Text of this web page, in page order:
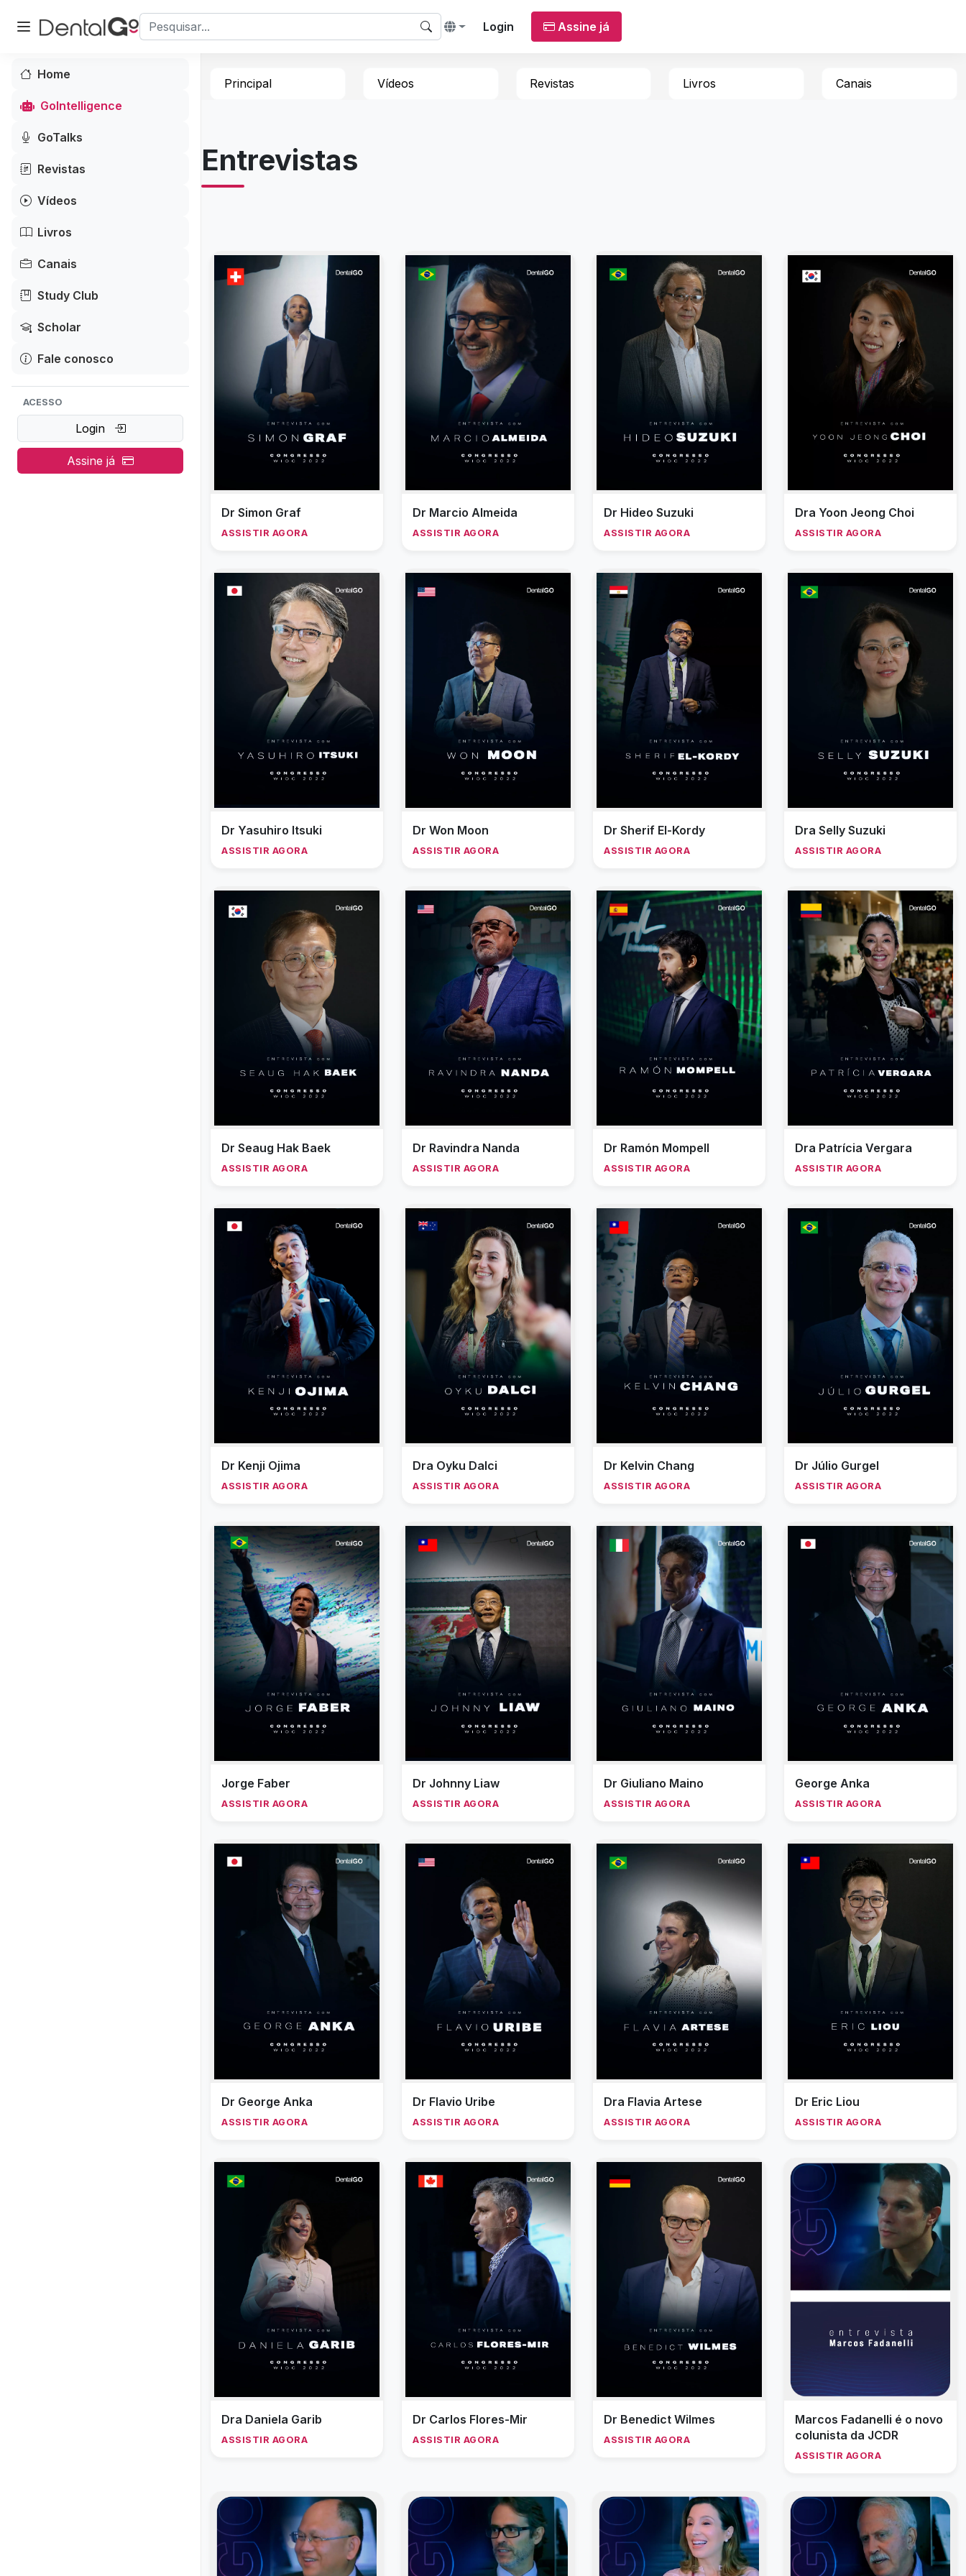
Home
GoIntelligence
GoTalks
Revistas
Vídeos
Livros
Canais
Study Club
Scholar
Fale conosco
ACESSO
Login
Assine já
Login Assine já
Principal Vídeos Revistas Livros Canais
Entrevistas
Dr Simon Graf
ASSISTIR AGORA
Dr Marcio Almeida
ASSISTIR AGORA
Dr Hideo Suzuki
ASSISTIR AGORA
Dra Yoon Jeong Choi
ASSISTIR AGORA
Dr Yasuhiro Itsuki
ASSISTIR AGORA
Dr Won Moon
ASSISTIR AGORA
Dr Sherif El-Kordy
ASSISTIR AGORA
Dra Selly Suzuki
ASSISTIR AGORA
Dr Seaug Hak Baek
ASSISTIR AGORA
Dr Ravindra Nanda
ASSISTIR AGORA
Dr Ramón Mompell
ASSISTIR AGORA
Dra Patrícia Vergara
ASSISTIR AGORA
Dr Kenji Ojima
ASSISTIR AGORA
Dra Oyku Dalci
ASSISTIR AGORA
Dr Kelvin Chang
ASSISTIR AGORA
Dr Júlio Gurgel
ASSISTIR AGORA
Jorge Faber
ASSISTIR AGORA
Dr Johnny Liaw
ASSISTIR AGORA
Dr Giuliano Maino
ASSISTIR AGORA
George Anka
ASSISTIR AGORA
Dr George Anka
ASSISTIR AGORA
Dr Flavio Uribe
ASSISTIR AGORA
Dra Flavia Artese
ASSISTIR AGORA
Dr Eric Liou
ASSISTIR AGORA
Dra Daniela Garib
ASSISTIR AGORA
Dr Carlos Flores-Mir
ASSISTIR AGORA
Dr Benedict Wilmes
ASSISTIR AGORA
Marcos Fadanelli é o novo
colunista da JCDR
ASSISTIR AGORA